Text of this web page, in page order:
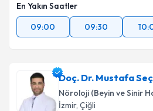
En Yakın Saatler
09:00
09:30
Doç. Dr. Mustafa
Nöroloji (Beyin ve Sinir
İzmir, Çiğli